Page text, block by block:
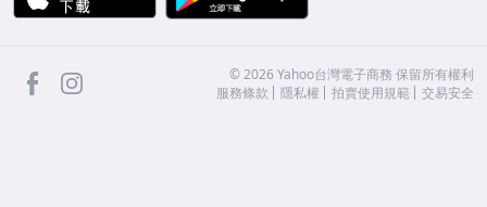
facebook ©2026 Yahoo台灣電子商務 保留所有權利
服務條款
隱私權 拍賣使用規範 交易安全